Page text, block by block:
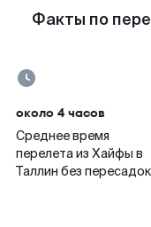
Факты по
около 4 часов
Среднее время
перелета из Хайфы в
Таллин без пересадок